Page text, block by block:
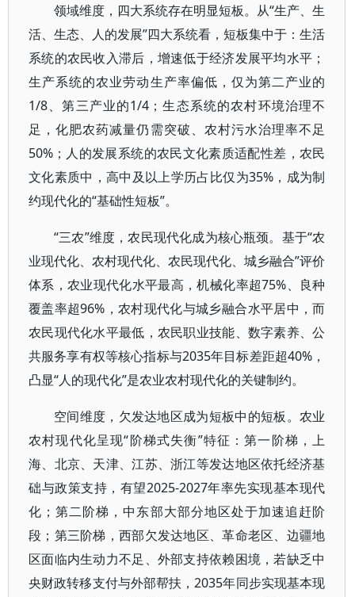
领域维度，四大系统存在明显短板。从“生产、生
活、生态、人的发展”四大系统看，短板集中于：生活
系统的农民收入滞后，增速低于经济发展平均水平；
生产系统的农业劳动生产率偏低，仅为第二产业的
1/8、第三产业的1/4；生态系统的农村环境治理不
足，化肥农药减量仍需突破、农村污水治理率不足
50%；人的发展系统的农民文化素质适配性差，农民
文化素质中，高中及以上学历占比仅为35%，成为制
约现代化的“基础性短板”。
“三农”维度，农民现代化成为核心瓶颈。基于“农
业现代化、农村现代化、农民现代化、城乡融合”评价
体系，农业现代化水平最高，机械化率超75%、良种
覆盖率超96%，农村现代化与城乡融合水平居中，而
农民现代化水平最低，农民职业技能、数字素养、公
共服务享有权等核心指标与2035年目标差距超40%，
凸显“人的现代化”是农业农村现代化的关键制约。
空间维度，欠发达地区成为短板中的短板。农业
农村现代化呈现“阶梯式失衡”特征：第一阶梯，上
海、北京、天津、江苏、浙江等发达地区依托经济基
础与政策支持，有望2025-2027年率先实现基本现代
化；第二阶梯，中东部大部分地区处于加速追赶阶
段；第三阶梯，西部欠发达地区、革命老区、边疆地
区面临内生动力不足、外部支持依赖困境，若缺乏中
央财政转移支付与外部帮扶，2035年同步实现基本现